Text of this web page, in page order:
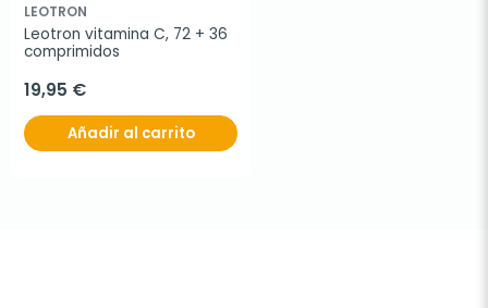
LEOTRON
Leotron vitamina C, 72 + 36
comprimidos
19,95 €
Añadir al carrito